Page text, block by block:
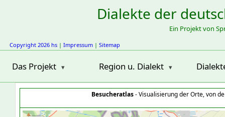
Dialekte der
Ein Projekt von
Copyright 2026 hs | Impressum | Sitemap
Das Projekt Region u. Dialekt
Besucheratlas- Visualisierung der Orte, von